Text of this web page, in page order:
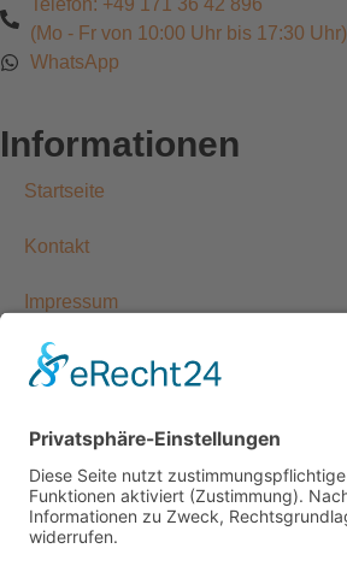
Telefon: +49 171 36 42 896
(Mo - Fr von 10:00 Uhr bis 17:30 Uhr)
WhatsApp
Informationen
Startseite
Kontakt
Impressum
Datenschutzerklärung
Widerrufsbelehrung
Versandarten